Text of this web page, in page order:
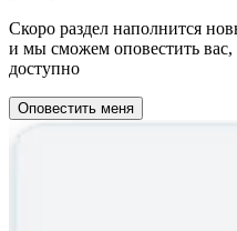
Скоро раздел наполнится
и мы сможем оповестить вас,
доступно
Оповестить меня